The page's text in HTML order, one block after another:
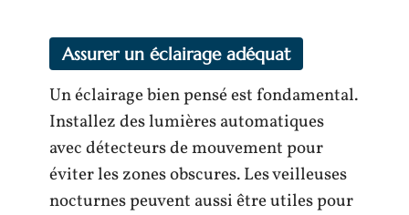
Assurer un éclairage adéquat
Un éclairage bien pensé est fondamental.
Installez des lumières automatiques
avec détecteurs de mouvement pour
éviter les zones obscures. Les veilleuses
nocturnes peuvent aussi être utiles pour